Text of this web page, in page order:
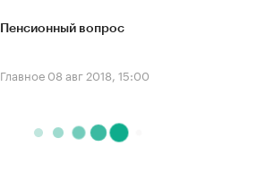
Пенсионный вопрос
Главное 08 авг 2018, 15:00